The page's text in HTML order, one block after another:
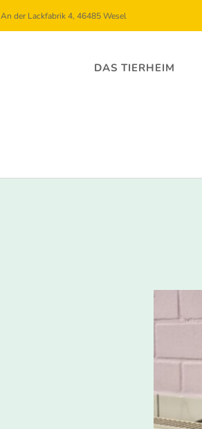
An der Lackfabrik 4, 46485 Wesel
DAS TIERHEIM